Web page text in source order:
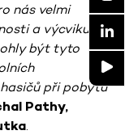
nás velmi
a výcviku
být tyto
při pobytu
Pathy,
.